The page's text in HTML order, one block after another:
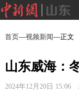
首页—视频新闻—正文
山东威海：
2024年12月20日 15:06